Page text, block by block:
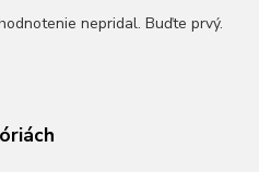
nepridal. Buďte prvý.